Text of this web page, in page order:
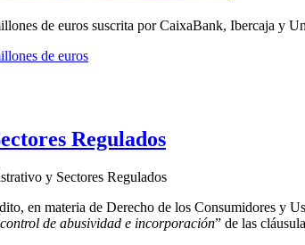
de euros suscrita por CaixaBank, Ibercaja y
de euros
Regulados
y Sectores Regulados
en materia de Derecho de los Consumidores y
control de abusividad e incorporación” de las